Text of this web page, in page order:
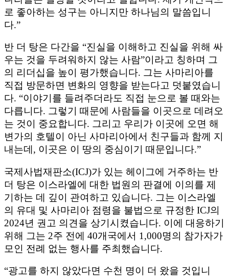
로 좋아하는 성구는 아니지만 하나님의 말씀입니
다.”
반 더 탕은 다간을 “진실을 이해하고 진실을 위해 싸
우는 것을 두려워하지 않는 사람”이라고 칭하며 그
의 리더십을 높이 평가했습니다. 그는 사마리아를
직접 방문하면 변화의 영향을 받는다고 덧붙였습니
다. “이야기를 들려주더라도 직접 눈으로 볼 때와는
다릅니다. 그렇기 때문에 사람들을 이곳으로 데려오
는 것이 중요합니다. 그리고 우리가 이곳에 오면 해
변가의 호텔이 아닌 사마리아에서 친구들과 함께 지
내는데, 이곳은 이 땅의 중심이기 때문입니다.”
국제사법재판소(ICJ)가 있는 헤이그에 거주하는 반
더 탕은 이스라엘에 대한 법원의 판결에 이의를 제
기하는 데 깊이 관여하고 있습니다. 그는 이스라엘
의 유대 및 사마리아 점령을 불법으로 규정한 ICJ의
2024년 권고 의견을 상기시켰습니다. 이에 대응하기
위해 그는 2주 전에 40개국에서 1,000명의 참가자가
모인 전례 없는 행사를 주최했습니다.
“광고를 하지 않았다면 수천 명이 더 왔을 것입니